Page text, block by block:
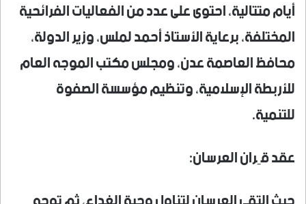
أيام متتالية، احتوى على عدد من الفعاليات الفرائحية
المختلفة، برعاية الأستاذ أحمد لملس، وزير الدولة،
محافظ العاصمة عدن، ومجلس مكتب الموجه العام
للأربطة الإسلامية، وتنظيم مؤسسة الصفوة
للتنمية.
عقد قِران العرسان: